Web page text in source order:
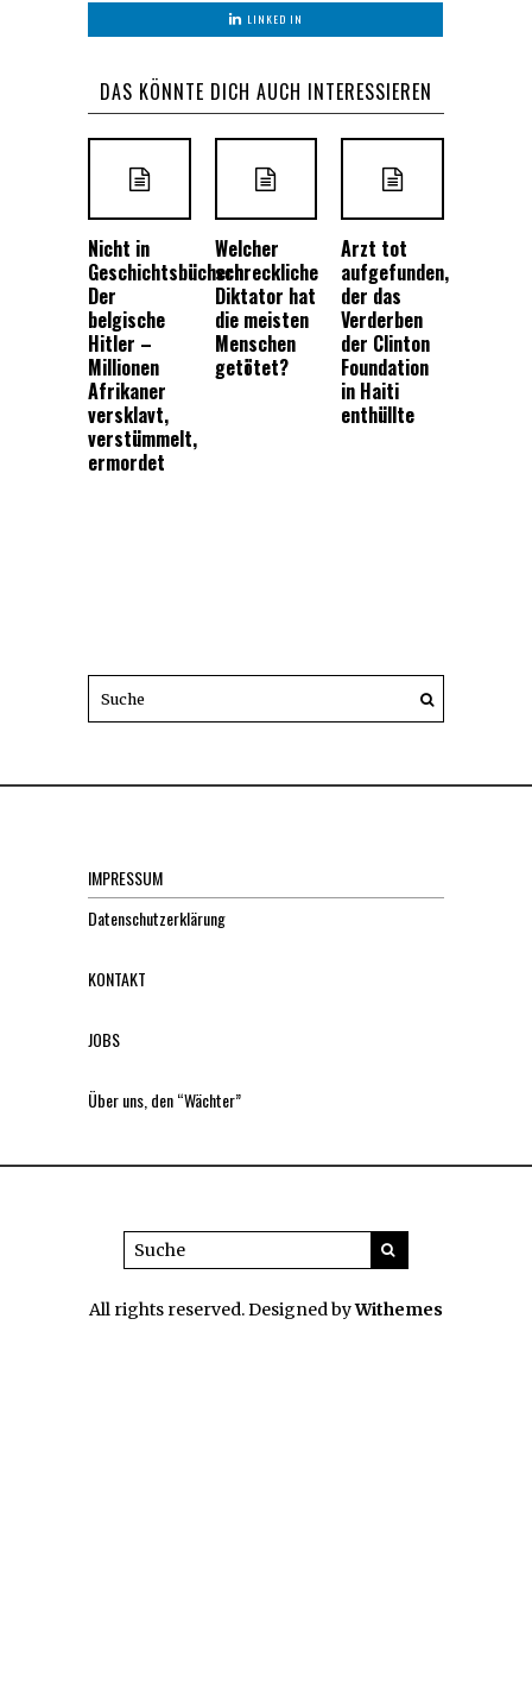
LINKED IN
DAS KÖNNTE DICH AUCH INTERESSIEREN
Nicht in
Geschichtsbüchern:
Der
belgische
Hitler –
Millionen
Afrikaner
versklavt,
verstümmelt,
ermordet
Welcher
schreckliche
Diktator hat
die meisten
Menschen
getötet?
Arzt tot
aufgefunden,
der das
Verderben
der Clinton
Foundation
in Haiti
enthüllte
IMPRESSUM
Datenschutzerklärung
KONTAKT
JOBS
Über uns, den “Wächter”
All rights reserved. Designed byWithemes